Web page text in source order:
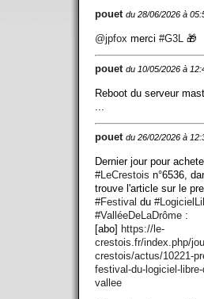
pouet du 28/06/2026 à
@jpfox merci #G3L 🎁
pouet du 10/05/2026 à
Reboot du serveur
pouet du 26/02/2026 à
Dernier jour pour
#LeCrestois n°6536,
trouve l'article sur le
#Festival du #
#ValléeDeLaDrôme :
[abo] https://le-
crestois.fr/index.php/
crestois/actus/10221-
festival-du-logiciel-
vallee